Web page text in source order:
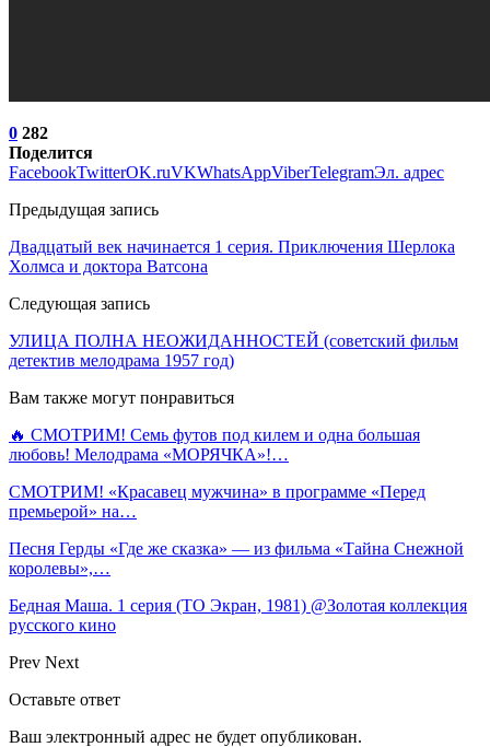
0 282
Поделится
FacebookTwitterOK.ruVKWhatsAppViberTelegramЭл. адрес
Предыдущая запись
Двадцатый век начинается 1 серия. Приключения Шерлока
Холмса и доктора Ватсона
Следующая запись
УЛИЦА ПОЛНА НЕОЖИДАННОСТЕЙ (советский фильм
детектив мелодрама 1957 год)
Вам также могут понравиться
🔥 СМОТРИМ! Семь футов под килем и одна большая
любовь! Мелодрама «МОРЯЧКА»!…
СМОТРИМ! «Красавец мужчина» в программе «Перед
премьерой» на…
Песня Герды «Где же сказка» — из фильма «Тайна Снежной
королевы»,…
Бедная Маша. 1 серия (ТО Экран, 1981) @Золотая коллекция
русского кино
Prev Next
Оставьте ответ
Ваш электронный адрес не будет опубликован.